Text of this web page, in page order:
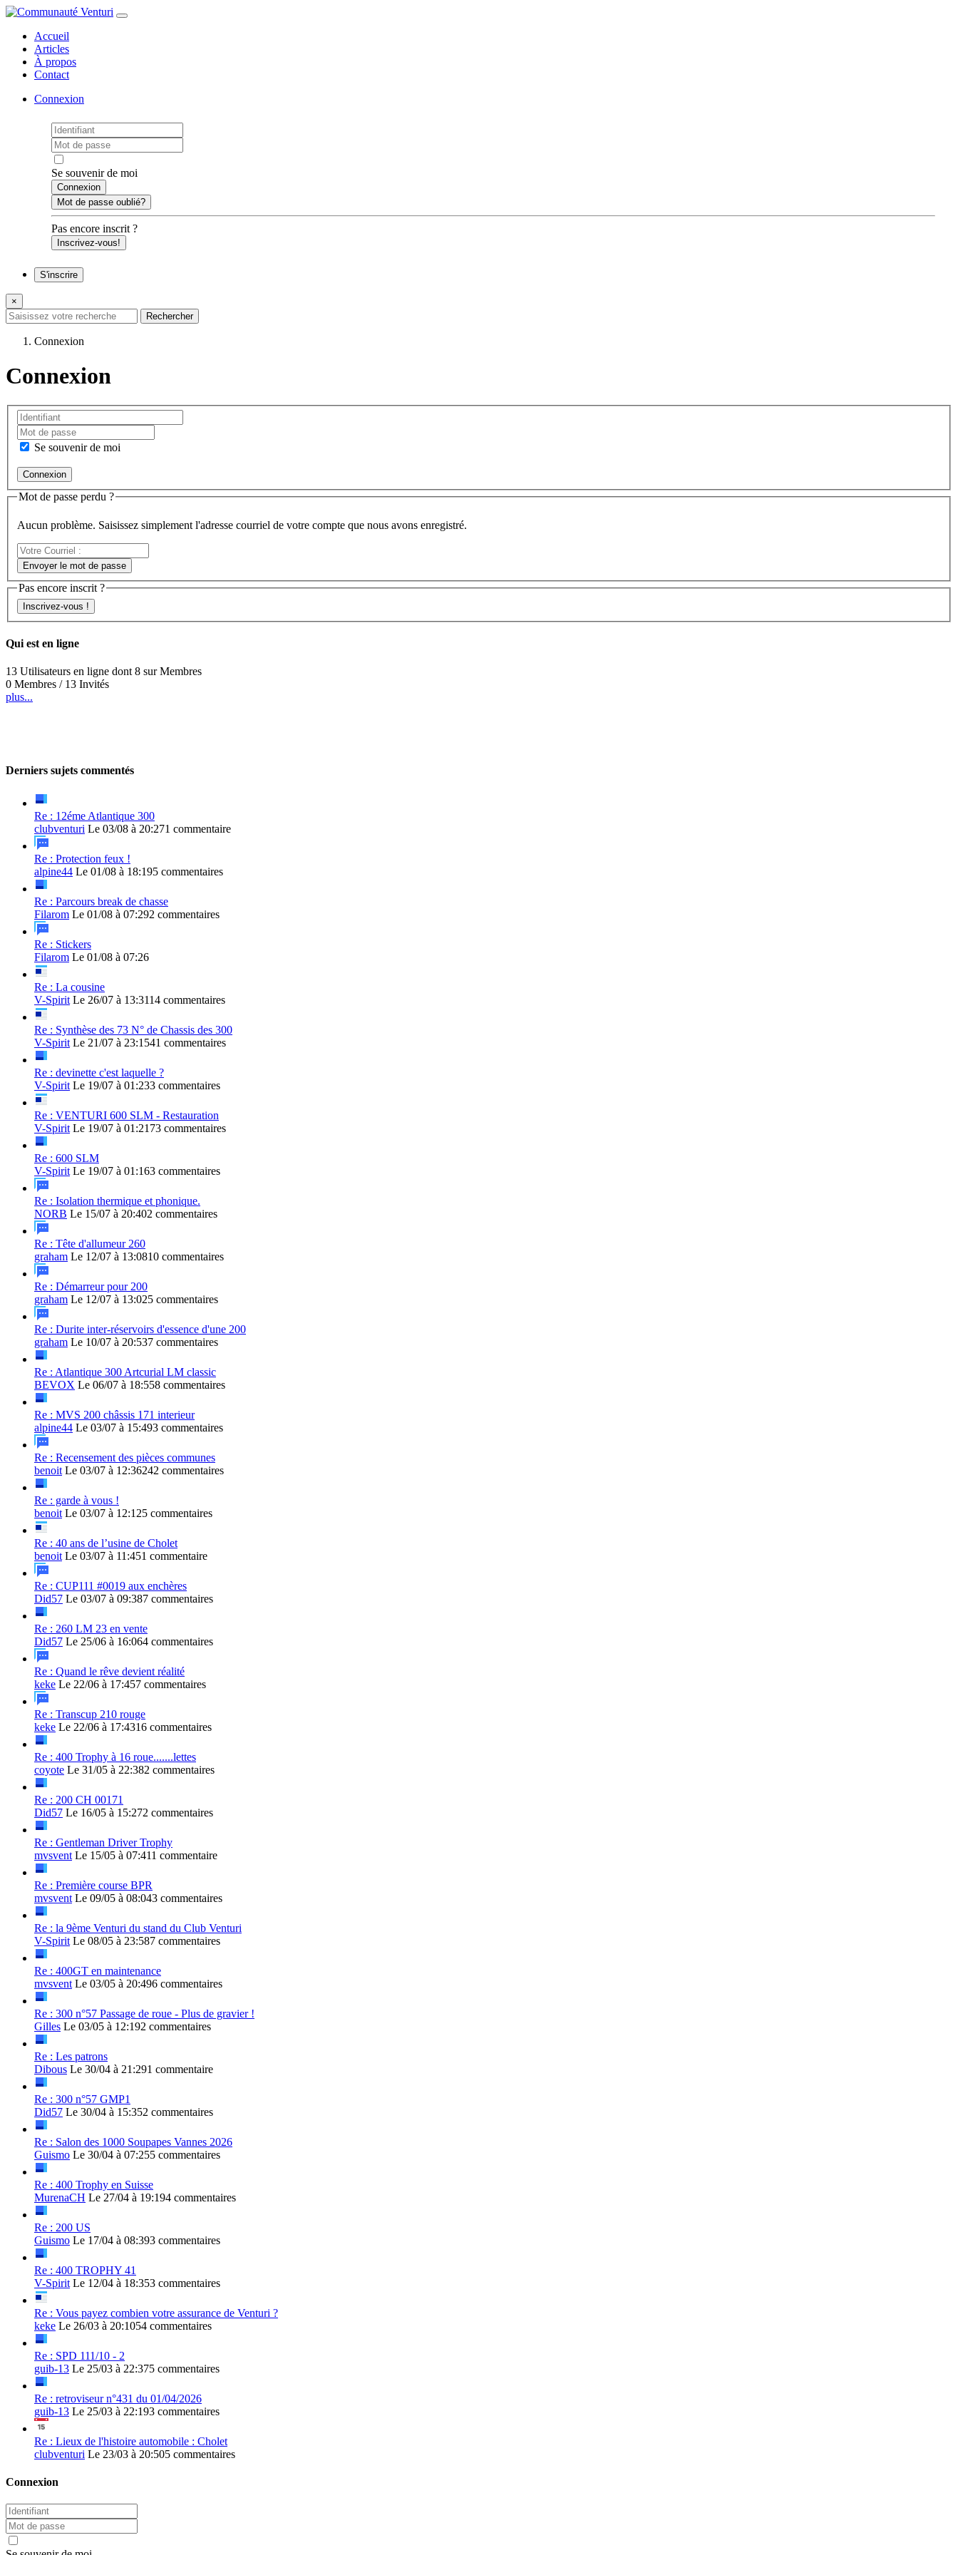
Accueil
Articles
À propos
Contact
Connexion
Se souvenir de moi
Mot de passe oublié?
Pas encore inscrit ?
Inscrivez-vous!
S'inscrire
×
Connexion
Connexion
Se souvenir de moi
Mot de passe perdu ?
Aucun problème. Saisissez simplement l'adresse courriel de votre compte que nous avons enregistré.
Votre
Courriel
:
Envoyer le mot de passe
Pas encore inscrit ?
Inscrivez-vous !
Qui est en ligne
13 Utilisateurs en ligne dont 8 sur Membres
0 Membres / 13 Invités
plus...
Derniers sujets commentés
Re : 12éme Atlantique 300
clubventuri Le 03/08 à 20:271 commentaire
Re : Protection feux !
alpine44 Le 01/08 à 18:195 commentaires
Re : Parcours break de chasse
Filarom Le 01/08 à 07:292 commentaires
Re : Stickers
Filarom Le 01/08 à 07:26
Re : La cousine
V-Spirit Le 26/07 à 13:3114 commentaires
Re : Synthèse des 73 N° de Chassis des 300
V-Spirit Le 21/07 à 23:1541 commentaires
Re : devinette c'est laquelle ?
V-Spirit Le 19/07 à 01:233 commentaires
Re : VENTURI 600 SLM - Restauration
V-Spirit Le 19/07 à 01:21 73 commentaires
Re : 600 SLM
V-Spirit Le 19/07 à 01:163 commentaires
Re : Isolation thermique et phonique.
NORB Le 15/07 à 20:402 commentaires
Re : Tête d'allumeur 260
graham Le 12/07 à 13:0810 commentaires
Re : Démarreur pour 200
graham Le 12/07 à 13:025 commentaires
Re : Durite inter-réservoirs d'essence d'une 200
graham Le 10/07 à 20:537 commentaires
Re : Atlantique 300 Artcurial LM classic
BEVOX Le 06/07 à 18:558 commentaires
Re : MVS 200 châssis 171 interieur
alpine44 Le 03/07 à 15:493 commentaires
Re : Recensement des pièces communes
benoit Le 03/07 à 12:36242 commentaires
Re : garde à vous !
benoit Le 03/07 à 12:125 commentaires
Re : 40 ans de l’usine de Cholet
benoit Le 03/07 à 11:451 commentaire
Re : CUP111 #0019 aux enchères
Did57 Le 03/07 à 09:387 commentaires
Re : 260 LM 23 en vente
Did57 Le 25/06 à 16:064 commentaires
Re : Quand le rêve devient réalité
keke Le 22/06 à 17:457 commentaires
Re : Transcup 210 rouge
keke Le 22/06 à 17:4316 commentaires
Re : 400 Trophy à 16 roue.......lettes
coyote Le 31/05 à 22:382 commentaires
Re : 200 CH 00171
Did57 Le 16/05 à 15:272 commentaires
Re : Gentleman Driver Trophy
mvsvent Le 15/05 à 07:411 commentaire
Re : Première course BPR
mvsvent Le 09/05 à 08:043 commentaires
Re : la 9ème Venturi du stand du Club Venturi
V-Spirit Le 08/05 à 23:587 commentaires
Re : 400GT en maintenance
mvsvent Le 03/05 à 20:496 commentaires
Re : 300 n°57 Passage de roue - Plus de gravier !
Gilles Le 03/05 à 12:192 commentaires
Re : Les patrons
Dibous Le 30/04 à 21:291 commentaire
Re : 300 n°57 GMP1
Did57 Le 30/04 à 15:352 commentaires
Re : Salon des 1000 Soupapes Vannes 2026
Guismo Le 30/04 à 07:255 commentaires
Re : 400 Trophy en Suisse
MurenaCH Le 27/04 à 19:194 commentaires
Re : 200 US
Guismo Le 17/04 à 08:393 commentaires
Re : 400 TROPHY 41
V-Spirit Le 12/04 à 18:353 commentaires
Re : Vous payez combien votre assurance de Venturi ?
keke Le 26/03 à 20:1054 commentaires
Re : SPD 111/10 - 2
guib-13 Le 25/03 à 22:375 commentaires
Re : retroviseur n°431 du 01/04/2026
guib-13 Le 25/03 à 22:193 commentaires
Re : Lieux de l'histoire automobile : Cholet
clubventuri Le 23/03 à 20:505 commentaires
Connexion